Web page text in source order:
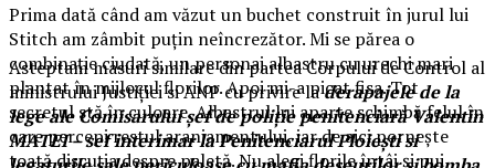
Asteptam masuri similare din partea Corpului de Control al
ministrului Justiției si ANP cu privire laderapajele de la
lege ale Comisarului șef de poliție penitenciară Valentin
MATEI – sef interimar la Penitenciarul Ploieşti si
Prima dată când am văzut un buchet construit în jurul lui
Stitch am zâmbit puțin neîncrezător. Mi se părea o
combinație ciudată, un personaj albastru cu urechi mari
plantat în mijlocul florilor. Apoi mi-a picat fisa. Tot
secretul stă în culoare. Albastrul lui aparte schimbă felul în
care percepi restul aranjamentului, iar de aici pornește
toată discuția despre paletă. Nu alegi florile întâi și pui